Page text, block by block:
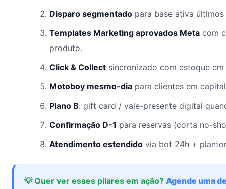
Disparo segmentado para base ativa
Templates Marketing aprovados Meta com
produto.
Click & Collect sincronizado com estoque
Motoboy mesmo-dia para clientes em
Plano B: gift card / vale-presente digital
Confirmação D-1 para reservas (corta no-
Atendimento estendido via bot 24h +
💡 Quer ver esses pilares em ação? Agende uma